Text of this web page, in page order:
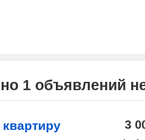
1 объявлений
3